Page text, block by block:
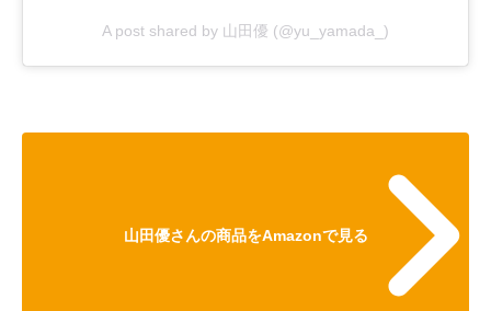
A post shared by 山田優 (@yu_yamada_)
山田優さんの商品をAmazonで見る